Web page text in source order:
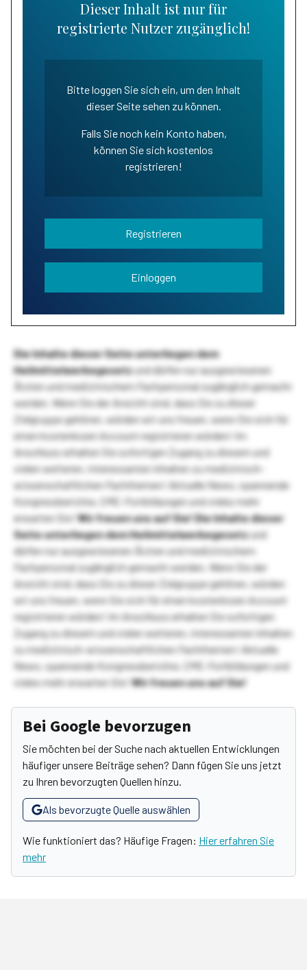
Dieser Inhalt ist nur für
registrierte Nutzer zugänglich!
Bitte loggen Sie sich ein, um den Inhalt
dieser Seite sehen zu können.
Falls Sie noch kein Konto haben,
können Sie sich kostenlos
registrieren!
Registrieren
Einloggen
Die Inhalte dieser Seite unterliegen dem
Heilmittelwerbegesetzund dürfen nur ausgewiesenen
Ärzten und medizinischem Fachpersonal zugänglich gemacht
werden. Wenn Sie der Ansicht sind, dass Sie zu dieser
Zielgruppe gehören, würden wir uns freuen, wenn Sie sich für
einen kostenlosen Account registrieren würden! Im
Anschluss erhalten Sie sofortigen Zugang zu diesem und
vielen weiteren, interessanten Inhalten zu medizinisch-
wissenschaftlichen Fachthemen! Aktuelle News, spannende
Kongressberichte, CME-Fortbildungen und vieles mehr
erwarten Sie!Wir freuen uns auf Sie!Die Inhalte dieser
Seite unterliegen dem Heilmittelwerbegesetzund
dürfen nur ausgewiesenen Ärzten und medizinischem
Fachpersonal zugänglich gemacht werden. Wenn Sie der
Ansicht sind, dass Sie zu dieser Zielgruppe gehören, würden
wir uns freuen, wenn Sie sich für einen kostenlosen Account
registrieren würden! Im Anschluss erhalten Sie sofortigen
Zugang zu diesem und vielen weiteren, interessanten Inhalten
zu medizinisch-wissenschaftlichen Fachthemen! Aktuelle
News, spannende Kongressberichte, CME-Fortbildungen und
vieles mehr erwarten Sie!Wir freuen uns auf Sie!
Bei Google bevorzugen
Sie möchten bei der Suche nach aktuellen Entwicklungen
häufiger unsere Beiträge sehen? Dann fügen Sie uns jetzt
zu Ihren bevorzugten Quellen hinzu.
Als bevorzugte Quelle auswählen
Wie funktioniert das? Häufige Fragen: Hier erfahren Sie
mehr